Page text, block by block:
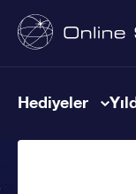
Hediyeler